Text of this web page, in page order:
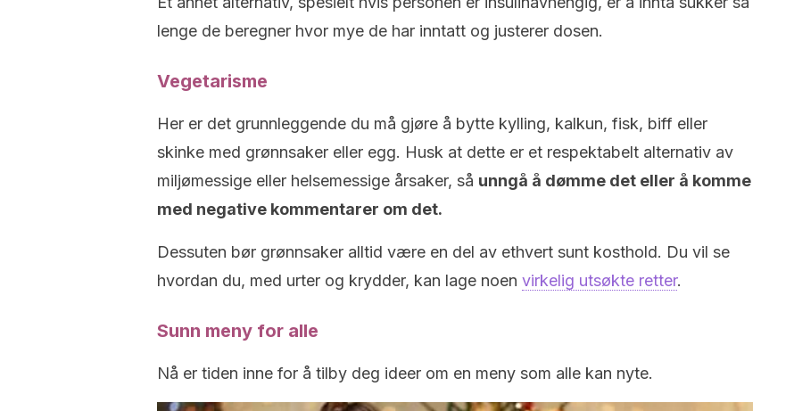
lenge de beregner hvor mye de har inntatt og justerer dosen.
Vegetarisme
Her er det grunnleggende du må gjøre å bytte kylling, kalkun, fisk, biff eller
skinke med grønnsaker eller egg. Husk at dette er et respektabelt alternativ av
miljømessige eller helsemessige årsaker, så unngå å dømme det eller å komme
med negative kommentarer om det.
Dessuten bør grønnsaker alltid være en del av ethvert sunt kosthold. Du vil se
hvordan du, med urter og krydder, kan lage noen virkelig utsøkte retter.
Sunn meny for alle
Nå er tiden inne for å tilby deg ideer om en meny som alle kan nyte.